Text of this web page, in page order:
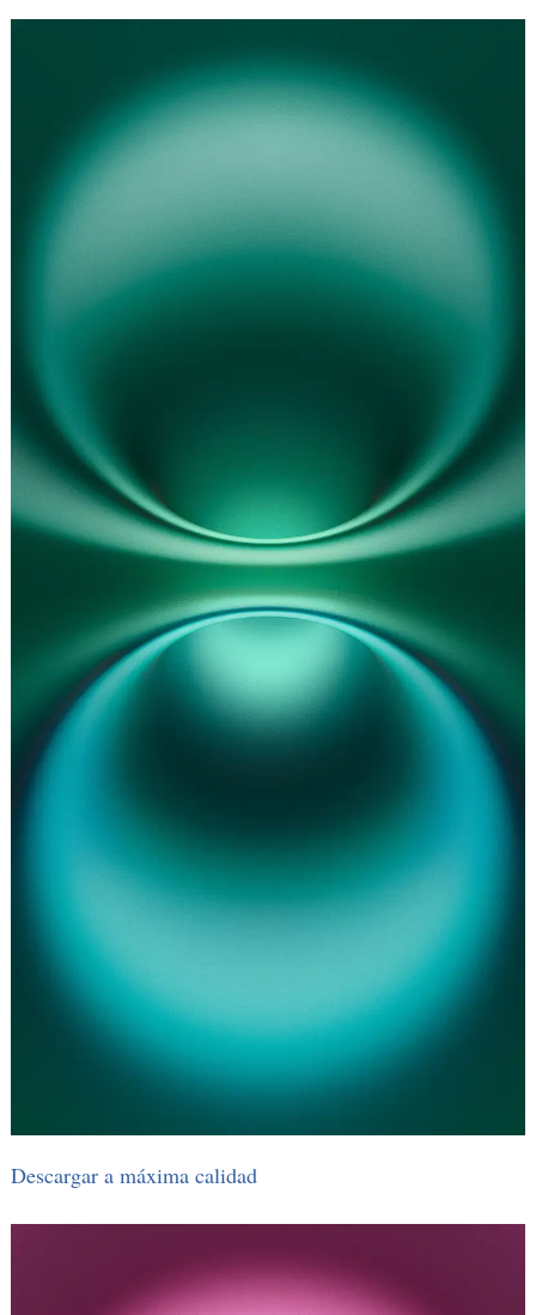
Descargar a máxima calidad